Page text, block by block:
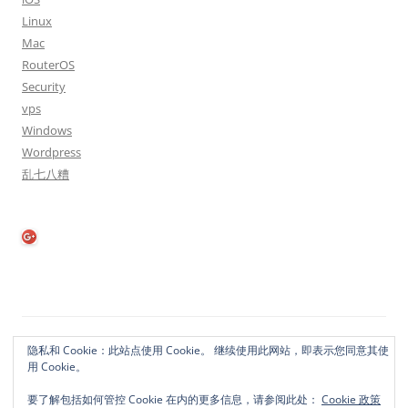
Linux
Mac
RouterOS
Security
vps
Windows
Wordpress
乱七八糟
隐私政策 自豪地采用WordPress
隐私和 Cookie：此站点使用 Cookie。 继续使用此网站，即表示您同意其使
用 Cookie。
要了解包括如何管控 Cookie 在内的更多信息，请参阅此处： Cookie 政策